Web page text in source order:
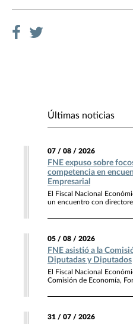
Últimas noticias
07 / 08 / 2026
FNE expuso sobre
competencia en
Empresarial
El Fiscal Nacional
un encuentro con
05 / 08 / 2026
FNE asistió a la
Diputadas y Diputados
El Fiscal Nacional
Comisión de Economía,
31 / 07 / 2026